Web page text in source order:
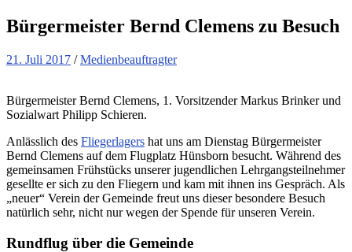
Bürgermeister Bernd Clemens zu Besuch
21. Juli 2017 /Medienbeauftragter
Bürgermeister Bernd Clemens, 1. Vorsitzender Markus Brinker und
Sozialwart Philipp Schieren.
Anlässlich des Fliegerlagers hat uns am Dienstag Bürgermeister
Bernd Clemens auf dem Flugplatz Hünsborn besucht. Während des
gemeinsamen Frühstücks unserer jugendlichen Lehrgangsteilnehmer
gesellte er sich zu den Fliegern und kam mit ihnen ins Gespräch. Als
„neuer“ Verein der Gemeinde freut uns dieser besondere Besuch
natürlich sehr, nicht nur wegen der Spende für unseren Verein.
Rundflug über die Gemeinde